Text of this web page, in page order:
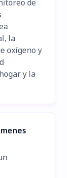
de
la
oxígeno y
y la